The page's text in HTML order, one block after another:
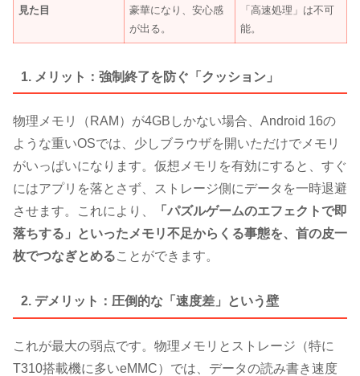
見た目
豪華になり、安心感
が出る。
「高速処理」は不可
能。
1. メリット：強制終了を防ぐ「クッション」
物理メモリ（RAM）が4GBしかない場合、Android 16の
ような重いOSでは、少しブラウザを開いただけでメモリ
がいっぱいになります。仮想メモリを有効にすると、すぐ
にはアプリを落とさず、ストレージ側にデータを一時退避
させます。これにより、
「パズルゲームのエフェクトで即
落ちする」といったメモリ不足からくる事態を、首の皮一
枚でつなぎとめることができます。
2. デメリット：圧倒的な「速度差」という壁
これが最大の弱点です。物理メモリとストレージ（特に
T310搭載機に多いeMMC）では、データの読み書き速度